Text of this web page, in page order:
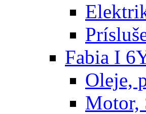
Fabia I
Oleje,
Motor,